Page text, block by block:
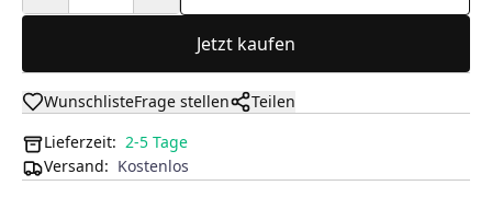
Jetzt kaufen
WunschlisteFrage stellen
Teilen
Lieferzeit: 2-5 Tage
Versand: Kostenlos